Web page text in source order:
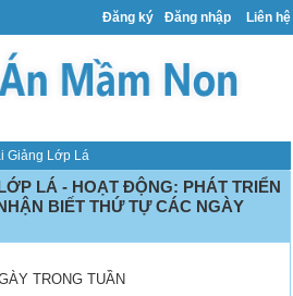
Đăng ký Đăng nhập Liên hệ
Giảng Lớp Lá
LÁ - HOẠT ĐỘNG: PHÁT TRIỂN
BIẾT THỨ TỰ CÁC NGÀY
TRONG TUẦN